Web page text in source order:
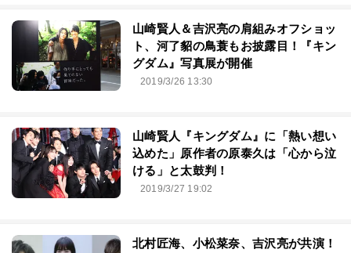
山崎賢人＆吉沢亮の肩組みオフショッ
ト、河了貂の鳥蓑もお披露目！『キン
グダム』写真展が開催
2019/3/26 13:30
山崎賢人『キングダム』に「熱い想い
込めた」原作者の原泰久は「心から泣
ける」と太鼓判！
2019/3/27 19:02
北村匠海、小松菜奈、吉沢亮が共演！